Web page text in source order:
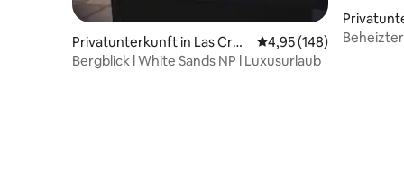
Privatunterkunft in Las Cruc
es
Durchschnittliche
4,95 (148)
Bergblick l White Sands NP l Luxusurlaub